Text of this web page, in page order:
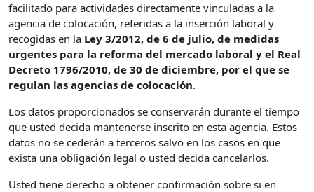
facilitado para actividades directamente vinculadas a la
agencia de colocación, referidas a la inserción laboral y
recogidas en la Ley 3/2012, de 6 de julio, de medidas
urgentes para la reforma del mercado laboral y el Real
Decreto 1796/2010, de 30 de diciembre, por el que se
regulan las agencias de colocación.
Los datos proporcionados se conservarán durante el tiempo
que usted decida mantenerse inscrito en esta agencia. Estos
datos no se cederán a terceros salvo en los casos en que
exista una obligación legal o usted decida cancelarlos.
Usted tiene derecho a obtener confirmación sobre si en